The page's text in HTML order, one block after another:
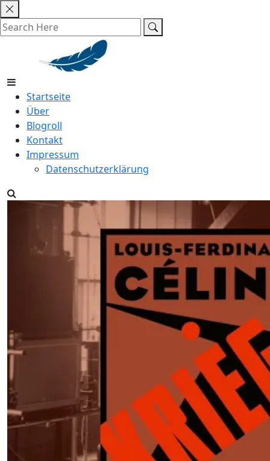
Skip
to
content
Startseite
Über
Blogroll
Kontakt
Impressum
Datenschutzerklärung